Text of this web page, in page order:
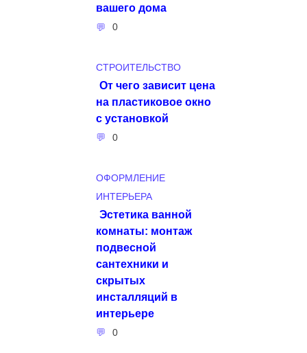
вашего дома
0
СТРОИТЕЛЬСТВО
От чего зависит цена
на пластиковое окно
с установкой
0
ОФОРМЛЕНИЕ
ИНТЕРЬЕРА
Эстетика ванной
комнаты: монтаж
подвесной
сантехники и
скрытых
инсталляций в
интерьере
0